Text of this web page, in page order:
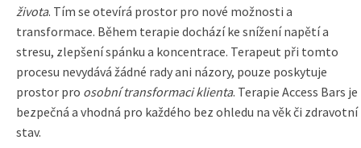
života. Tím se otevírá prostor pro nové možnosti a
transformace. Během terapie dochází ke snížení napětí a
stresu, zlepšení spánku a koncentrace. Terapeut při tomto
procesu nevydává žádné rady ani názory, pouze poskytuje
prostor pro osobní transformaci klienta. Terapie Access Bars je
bezpečná a vhodná pro každého bez ohledu na věk či zdravotní
stav.